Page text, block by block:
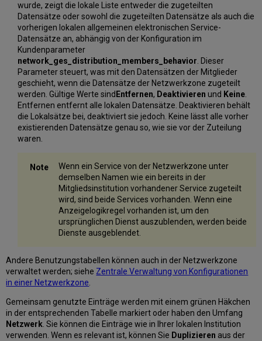
wurde, zeigt die lokale Liste entweder die zugeteilten
Datensätze oder sowohl die zugeteilten Datensätze als auch die
vorherigen lokalen allgemeinen elektronischen Service-
Datensätze an, abhängig von der Konfiguration im
Kundenparameter
network_ges_distribution_members_behavior. Dieser
Parameter steuert, was mit den Datensätzen der Mitglieder
geschieht, wenn die Datensätze der Netzwerkzone zugeteilt
werden. Gültige Werte sind Entfernen, Deaktivieren und Keine.
Entfernen entfernt alle lokalen Datensätze. Deaktivieren behält
die Lokalsätze bei, deaktiviert sie jedoch. Keine lässt alle vorher
existierenden Datensätze genau so, wie sie vor der Zuteilung
waren.
Wenn ein Service von der Netzwerkzone unter
demselben Namen wie ein bereits in der
Mitgliedsinstitution vorhandener Service zugeteilt
wird, sind beide Services vorhanden. Wenn eine
Anzeigelogikregel vorhanden ist, um den
ursprünglichen Dienst auszublenden, werden beide
Dienste ausgeblendet.
Andere Benutzungstabellen können auch in der Netzwerkzone
verwaltet werden; siehe Zentrale Verwaltung von Konfigurationen
in einer Netzwerkzone.
Gemeinsam genutzte Einträge werden mit einem grünen Häkchen
in der entsprechenden Tabelle markiert oder haben den Umfang
Netzwerk. Sie können die Einträge wie in Ihrer lokalen Institution
verwenden. Wenn es relevant ist, können Sie Duplizieren aus der